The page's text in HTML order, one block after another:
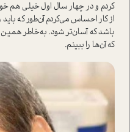
کردم و در چهار سال اول خیلی هم
از کار احساس می‌کردم آن‌طور که
باشد که آسان‌تر شود. به‌خاطر
که آن‌ها را ببینم.